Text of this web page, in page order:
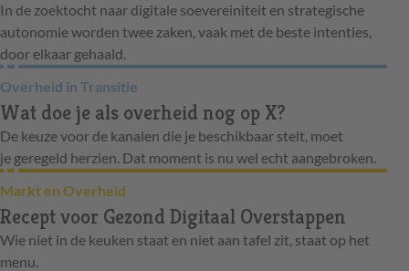
In de zoektocht naar digitale soevereiniteit en strategische
autonomie worden twee zaken, vaak met de beste intenties,
door elkaar gehaald.
Overheid in Transitie
Wat doe je als overheid nog op X?
De keuze voor de kanalen die je beschikbaar stelt, moet
je geregeld herzien. Dat moment is nu wel echt aangebroken.
Markt en Overheid
Recept voor Gezond Digitaal Overstappen
Wie niet in de keuken staat en niet aan tafel zit, staat op het
menu.